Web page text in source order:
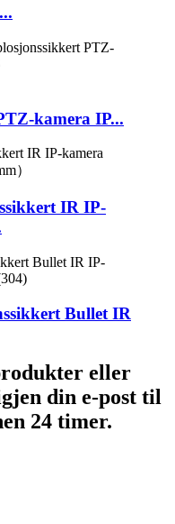
kamera IP...
IR IP-
Bullet IR
eller
din e-post til
24 timer.